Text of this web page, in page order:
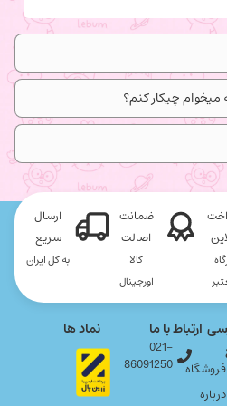
چیکار کنم؟
ضمانت
اصالت
کالا
اورجینال
ارسال
سریع
به کل ایران
فروشگاه
درباره
ارتباط با ما
021-
86091250
نماد ها